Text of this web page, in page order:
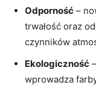
Odporność –
trwałość oraz
czynników
Ekologiczność
wprowadza